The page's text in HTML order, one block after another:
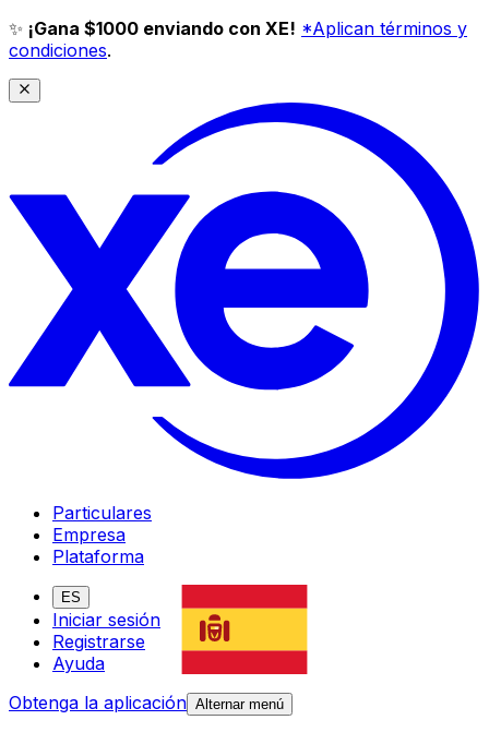
✨ ¡Gana $1000 enviando con XE! *Aplican términos y
condiciones.
Particulares
Empresa
Plataforma
ES
Iniciar sesión
Registrarse
Ayuda
Obtenga la aplicación Alternar menú